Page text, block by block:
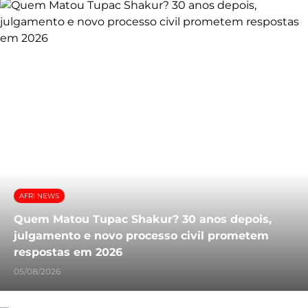
AFRI NEWS
Quem Matou Tupac Shakur? 30 anos depois,
julgamento e novo processo civil prometem
respostas em 2026
05/08/2026